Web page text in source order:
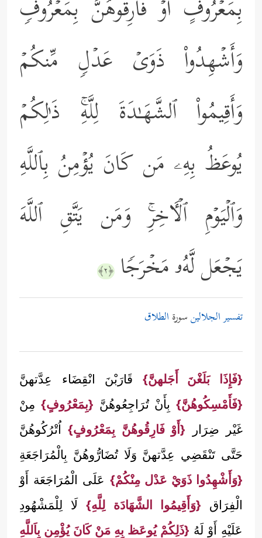
بِمَعۡرُوفٍ أَوۡ فَارِقُوهُنَّ بِمَعۡرُوفࣲ
وَأَشۡهِدُواْ ذَوَیۡ عَدۡلࣲ مِّنكُمۡ
وَأَقِیمُواْ ٱلشَّهَـٰدَةَ لِلَّهِۚ ذَ ٰ⁠لِكُمۡ
یُوعَظُ بِهِۦ مَن كَانَ یُؤۡمِنُ بِٱللَّهِ
وَٱلۡیَوۡمِ ٱلۡـَٔاخِرِۚ وَمَن یَتَّقِ ٱللَّهَ
یَجۡعَل لَّهُۥ مَخۡرَجࣰا ﴿٢﴾
تفسير الجلالينسورة الطلاق
{فَإِذَا بَلَغْنَ أَجَلهنَّ} قَارَبْنَ انْقِضَاء عِدَّتهنَّ
{فَأَمْسِكُوهُنَّ} بِأَنْ تُرَاجِعُوهُنَّ {بِمَعْرُوفٍ} مِنْ
غَيْر ضِرَار {أَوْ فَارِقُوهُنَّ بِمَعْرُوفٍ}اُتْرُكُوهُنَّ
حَتَّى تَنْقَضِي عِدَّتهنَّ وَلَا تُضَارُّوهُنَّ بِالْمُرَاجَعَةِ
{وَأَشْهِدُوا ذَوَيْ عَدْل مِنْكُمْ} عَلَى الْمُرَاجَعَة أَوْ
الْفِرَاق {وَأَقِيمُوا الشَّهَادَة لِلَّهِ}لَا لِلْمَشْهُودِ
عَلَيْهِ أَوْ لَهُ {ذَلِكُمْ يُوعَظ بِهِ مَنْ كَانَ يُؤْمِن بِاَللَّهِ